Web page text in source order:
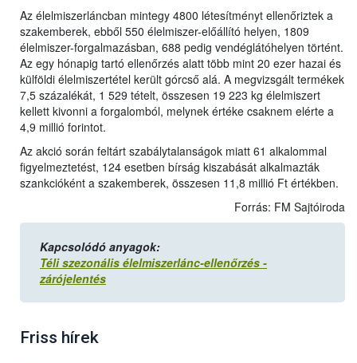
Az élelmiszerláncban mintegy 4800 létesítményt ellenőriztek a
szakemberek, ebből 550 élelmiszer-előállító helyen, 1809
élelmiszer-forgalmazásban, 688 pedig vendéglátóhelyen történt.
Az egy hónapig tartó ellenőrzés alatt több mint 20 ezer hazai és
külföldi élelmiszertétel került górcső alá. A megvizsgált termékek
7,5 százalékát, 1 529 tételt, összesen 19 223 kg élelmiszert
kellett kivonni a forgalomból, melynek értéke csaknem elérte a
4,9 millió forintot.
Az akció során feltárt szabálytalanságok miatt 61 alkalommal
figyelmeztetést, 124 esetben bírság kiszabását alkalmazták
szankcióként a szakemberek, összesen 11,8 millió Ft értékben.
Forrás: FM Sajtóiroda
Kapcsolódó anyagok:
Téli szezonális élelmiszerlánc-ellenőrzés -
zárójelentés
Friss hírek